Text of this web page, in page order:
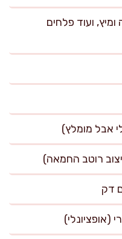
לגרידה ומיץ, ועוד פלחים